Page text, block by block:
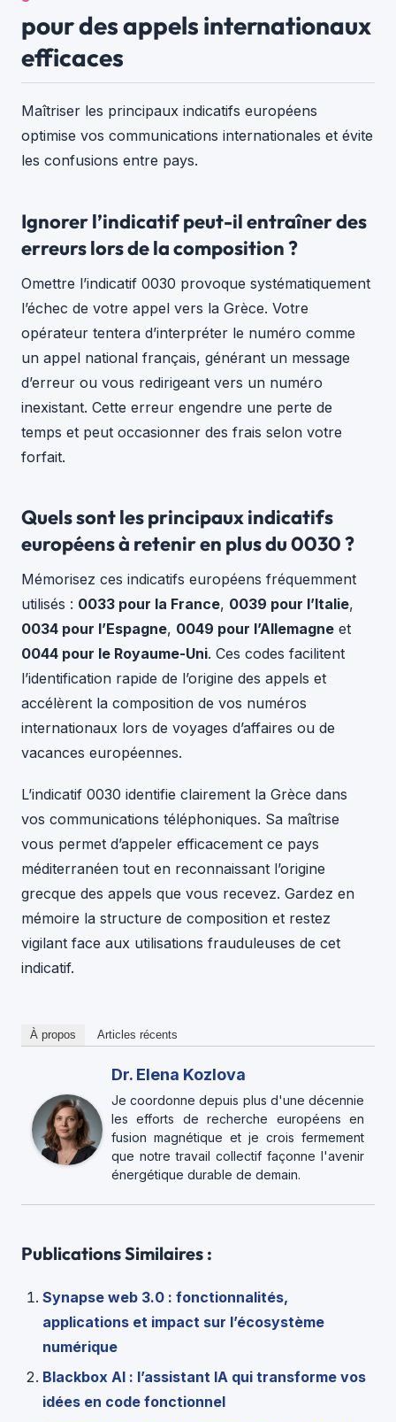
pour des appels internationaux
efficaces
Maîtriser les principaux indicatifs européens
optimise vos communications internationales et évite
les confusions entre pays.
Ignorer l’indicatif peut-il entraîner des
erreurs lors de la composition ?
Omettre l’indicatif 0030 provoque systématiquement
l’échec de votre appel vers la Grèce. Votre
opérateur tentera d’interpréter le numéro comme
un appel national français, générant un message
d’erreur ou vous redirigeant vers un numéro
inexistant. Cette erreur engendre une perte de
temps et peut occasionner des frais selon votre
forfait.
Quels sont les principaux indicatifs
européens à retenir en plus du 0030 ?
Mémorisez ces indicatifs européens fréquemment
utilisés : 0033 pour la France, 0039 pour l’Italie,
0034 pour l’Espagne, 0049 pour l’Allemagne et
0044 pour le Royaume-Uni. Ces codes facilitent
l’identification rapide de l’origine des appels et
accélèrent la composition de vos numéros
internationaux lors de voyages d’affaires ou de
vacances européennes.
L’indicatif 0030 identifie clairement la Grèce dans
vos communications téléphoniques. Sa maîtrise
vous permet d’appeler efficacement ce pays
méditerranéen tout en reconnaissant l’origine
grecque des appels que vous recevez. Gardez en
mémoire la structure de composition et restez
vigilant face aux utilisations frauduleuses de cet
indicatif.
À propos Articles récents
Dr. Elena Kozlova
Je coordonne depuis plus d'une décennie
les efforts de recherche européens en
fusion magnétique et je crois fermement
que notre travail collectif façonne l'avenir
énergétique durable de demain.
Publications Similaires :
Synapse web 3.0 : fonctionnalités,
applications et impact sur l’écosystème
numérique
Blackbox AI : l’assistant IA qui transforme vos
idées en code fonctionnel